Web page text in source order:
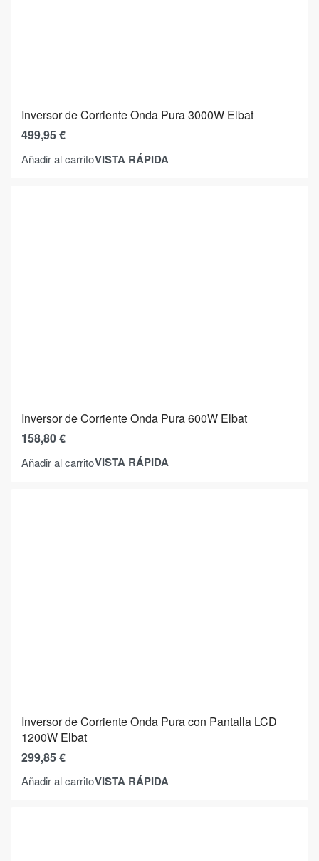
Inversor de Corriente Onda Pura 3000W Elbat
499,95€
Añadir al carritoVISTA RÁPIDA
Inversor de Corriente Onda Pura 600W Elbat
158,80€
Añadir al carritoVISTA RÁPIDA
Inversor de Corriente Onda Pura con Pantalla LCD
1200W Elbat
299,85€
Añadir al carritoVISTA RÁPIDA